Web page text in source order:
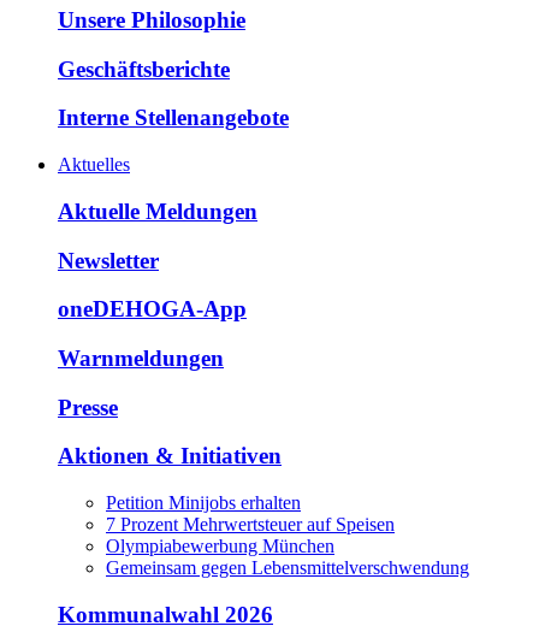
Unsere Philosophie
Geschäftsberichte
Interne Stellenangebote
Aktuelles
Aktuelle Meldungen
Newsletter
oneDEHOGA-App
Warnmeldungen
Presse
Aktionen & Initiativen
Petition Minijobs erhalten
7 Prozent Mehrwertsteuer auf Speisen
Olympiabewerbung München
Gemeinsam gegen Lebensmittelverschwendung
Kommunalwahl 2026